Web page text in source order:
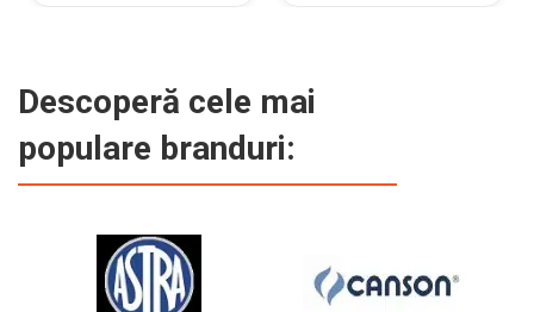
Descoperă cele mai
populare branduri: